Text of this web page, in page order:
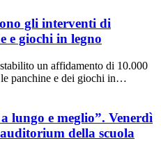
gli interventi di
e giochi in legno
un affidamento di 10.000
panchine e dei giochi in…
lungo e meglio”. Venerdì
della scuola